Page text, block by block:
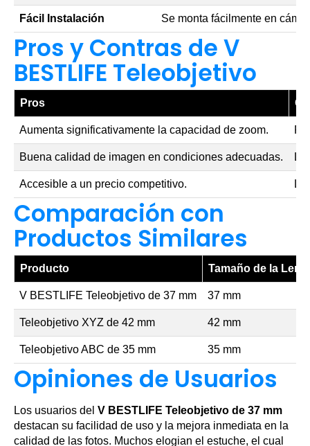
Fácil Instalación Se monta fácilmente en
Pros y Contras de V
BESTLIFE Teleobjetivo
Pros
Aumenta significativamente la capacidad de zoom.
Buena calidad de imagen en condiciones adecuadas.
Accesible a un precio competitivo.
Comparación con
Productos Similares
Producto Tamaño de la Lente
V BESTLIFE Teleobjetivo de 37 mm 37 mm
Teleobjetivo XYZ de 42 mm 42 mm
Teleobjetivo ABC de 35 mm 35 mm
Opiniones de Usuarios
Los usuarios del V BESTLIFE Teleobjetivo de 37 mm
destacan su facilidad de uso y la mejora inmediata en la
calidad de las fotos. Muchos elogian el estuche, el cual